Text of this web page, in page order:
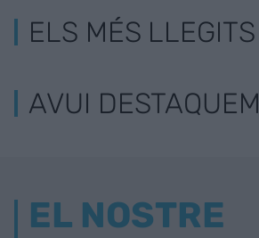
ELS MÉS LLEGITS
AVUI DESTAQUEM
EL NOSTRE